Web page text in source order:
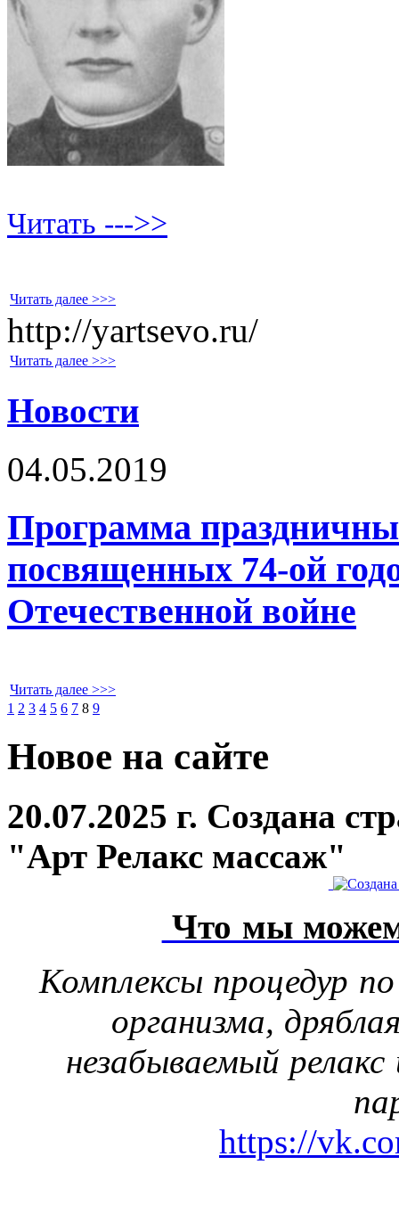
Читать --->>
Читать далее >>>
http://yartsevo.ru/
Читать далее >>>
Новости
04.05.2019
Программа
посвященных 74-ой
Отечественной войне
Читать далее >>>
1 2 3 4 5 6 7 8 9
Новое на сайте
20.07.2025 г. Создана
"Арт Релакс массаж"
Что мы
Комплексы процедур
организма,
незабываемый
https://